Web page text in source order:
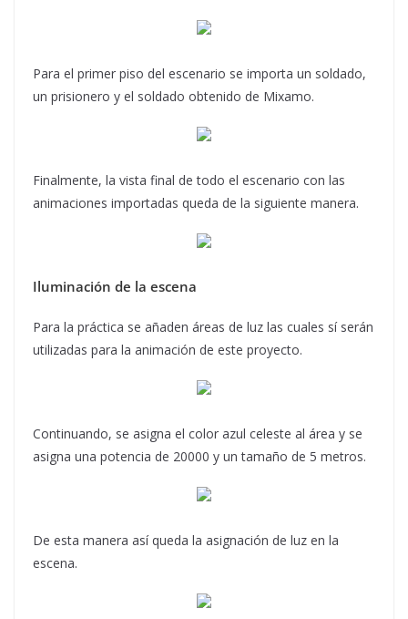
Para el primer piso del escenario se importa un soldado,
un prisionero y el soldado obtenido de Mixamo.
Finalmente, la vista final de todo el escenario con las
animaciones importadas queda de la siguiente manera.
Iluminación de la escena
Para la práctica se añaden áreas de luz las cuales sí serán
utilizadas para la animación de este proyecto.
Continuando, se asigna el color azul celeste al área y se
asigna una potencia de 20000 y un tamaño de 5 metros.
De esta manera así queda la asignación de luz en la
escena.